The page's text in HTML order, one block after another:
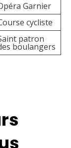
Garnier
cycliste
patron
boulangers